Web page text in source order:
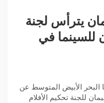
يترأس لجنة
للسينما في
البحر الأبيض المتوسط عن
للجنة تحكيم الأفلام